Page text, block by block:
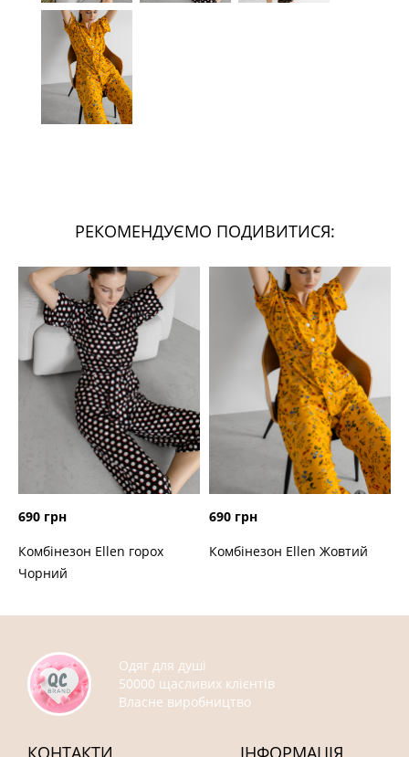
РЕКОМЕНДУЄМО ПОДИВИТИСЯ:
690 грн
Комбінезон Ellen горох
Чорний
690 грн
Комбінезон Ellen Жовтий
Одяг для душі
50000 щасливих клієнтів
Власне виробництво
КОНТАКТИ ІНФОРМАЦІЯ